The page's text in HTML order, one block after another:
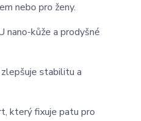
nebo pro ženy.
nano-kůže a prodyšné
stabilitu a
který fixuje patu pro